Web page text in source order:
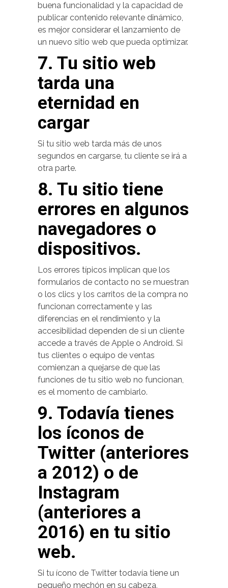
buena funcionalidad y la capacidad de
publicar contenido relevante dinámico,
es mejor considerar el lanzamiento de
un nuevo sitio web que pueda optimizar.
7. Tu sitio web
tarda una
eternidad en
cargar
Si tu sitio web tarda más de unos
segundos en cargarse, tu cliente se irá a
otra parte.
8. Tu sitio tiene
errores en algunos
navegadores o
dispositivos.
Los errores típicos implican que los
formularios de contacto no se muestran
o los clics y los carritos de la compra no
funcionan correctamente y las
diferencias en el rendimiento y la
accesibilidad dependen de si un cliente
accede a través de Apple o Android. Si
tus clientes o equipo de ventas
comienzan a quejarse de que las
funciones de tu sitio web no funcionan,
es el momento de cambiarlo.
9. Todavía tienes
los íconos de
Twitter (anteriores
a 2012) o de
Instagram
(anteriores a
2016) en tu sitio
web.
Si tu ícono de Twitter todavía tiene un
pequeño mechón en su cabeza,